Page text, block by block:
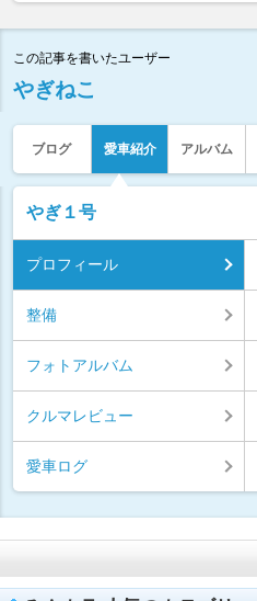
この記事を書いたユーザー
やぎねこ
ブログ 愛車紹介 アルバム
やぎ１号
プロフィール
整備
フォトアルバム
クルマレビュー
愛車ログ